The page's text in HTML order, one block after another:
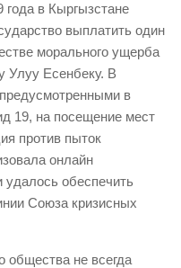
в Кыргызстане
выплатить один
морального ущерба
Улуу Есенбеку. В
в
19, на посещение мест
против пыток
онлайн
удалось обеспечить
Союза кризисных
общества не всегда